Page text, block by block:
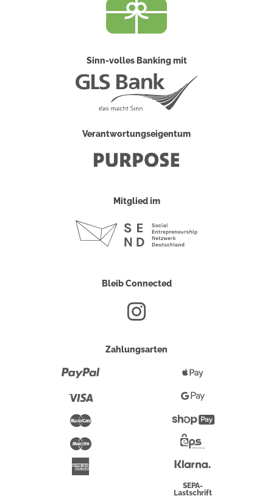
Sinn-volles Banking mit
Verantwortungseigentum
Mitglied im
Bleib Connected
Zahlungsarten
Maestro
Pay
Google
Pay
Überweisung
SEPA-
Lastschrift